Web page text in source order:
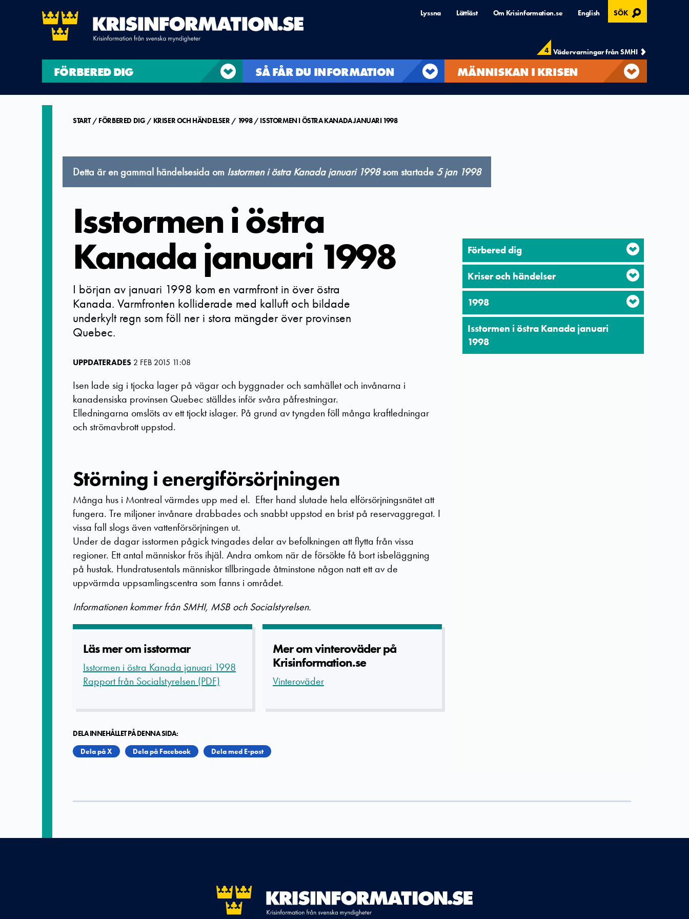
Lyssna Lättläst Om Krisinformation.se English SÖK , ÖPPNAS I MODAL
4 Vädervarningar från SMHI
FÖRBERED DIG SÅ FÅR DU INFORMATION MÄNNISKAN I KRISEN
START FÖRBERED DIG KRISER OCH HÄNDELSER 1998 ISSTORMEN I ÖSTRA KANADA JANUARI 1998
Detta är en gammal händelsesida om Isstormen i östra Kanada januari 1998som startade 5 jan 1998
Isstormen i östra
Kanada januari 1998
I början av januari 1998 kom en varmfront in över östra
Kanada. Varmfronten kolliderade med kalluft och bildade
underkylt regn som föll ner i stora mängder över provinsen
Quebec.
UPPDATERADES 2 FEB 2015 11:08
Isen lade sig i tjocka lager på vägar och byggnader och samhället och invånarna i
kanadensiska provinsen Quebec ställdes inför svåra påfrestningar.
Elledningarna omslöts av ett tjockt islager. På grund av tyngden föll många kraftledningar
och strömavbrott uppstod.
Störning i energiförsörjningen
Många hus i Montreal värmdes upp med el. Efter hand slutade hela elförsörjningsnätet att
fungera. Tre miljoner invånare drabbades och snabbt uppstod en brist på reservaggregat. I
vissa fall slogs även vattenförsörjningen ut.
Under de dagar isstormen pågick tvingades delar av befolkningen att flytta från vissa
regioner. Ett antal människor frös ihjäl. Andra omkom när de försökte få bort isbeläggning
på hustak. Hundratusentals människor tillbringade åtminstone någon natt ett av de
uppvärmda uppsamlingscentra som fanns i området.
Informationen kommer från SMHI, MSB och Socialstyrelsen.
Läs mer om isstormar
Isstormen i östra Kanada januari 1998
Rapport från Socialstyrelsen (PDF)
Mer om vinteroväder på
Krisinform­ation.se
Vinteroväder
DELA INNEHÅLLET PÅ DENNA SIDA:
Dela på X
Dela på Facebook Dela med E-post
Förbered dig
Kriser och händelser
1998
Isstormen i östra Kanada januari
1998